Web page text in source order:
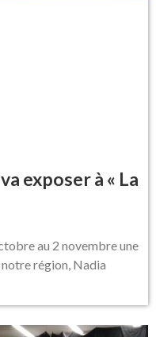
exposer à « La
au 2 novembre une
région, Nadia